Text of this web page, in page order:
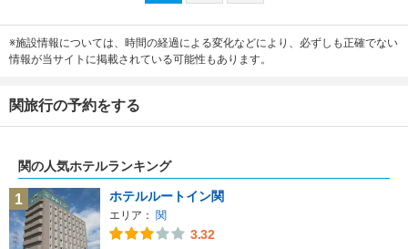
※施設情報については、時間の経過による変化などにより、必ずしも正確でない
情報が当サイトに掲載されている可能性もあります。
関旅行の予約をする
関の人気ホテルランキング
1 ホテルルートイン関
エリア： 関
3.32